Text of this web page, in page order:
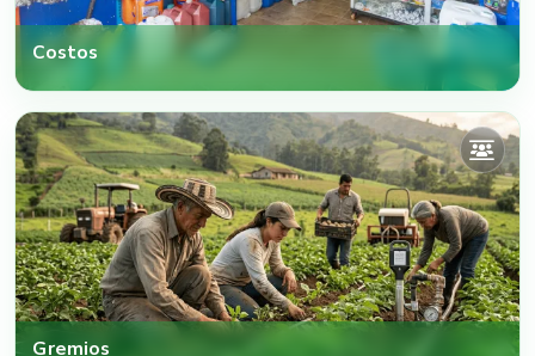
Costos
Gremios